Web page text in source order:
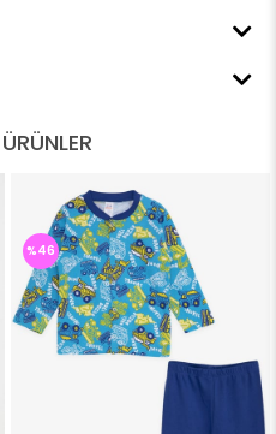
%46